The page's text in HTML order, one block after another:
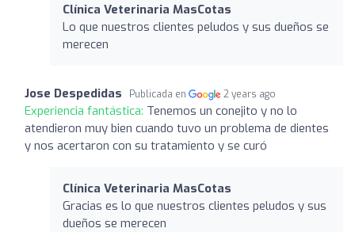
Clínica Veterinaria MasCotas
Lo que nuestros clientes peludos y sus dueños se
merecen
Jose Despedidas Publicada en 2 years ago
Experiencia fantástica: Tenemos un conejito y no lo
atendieron muy bien cuando tuvo un problema de dientes
y nos acertaron con su tratamiento y se curó
Clínica Veterinaria MasCotas
Gracias es lo que nuestros clientes peludos y sus
dueños se merecen